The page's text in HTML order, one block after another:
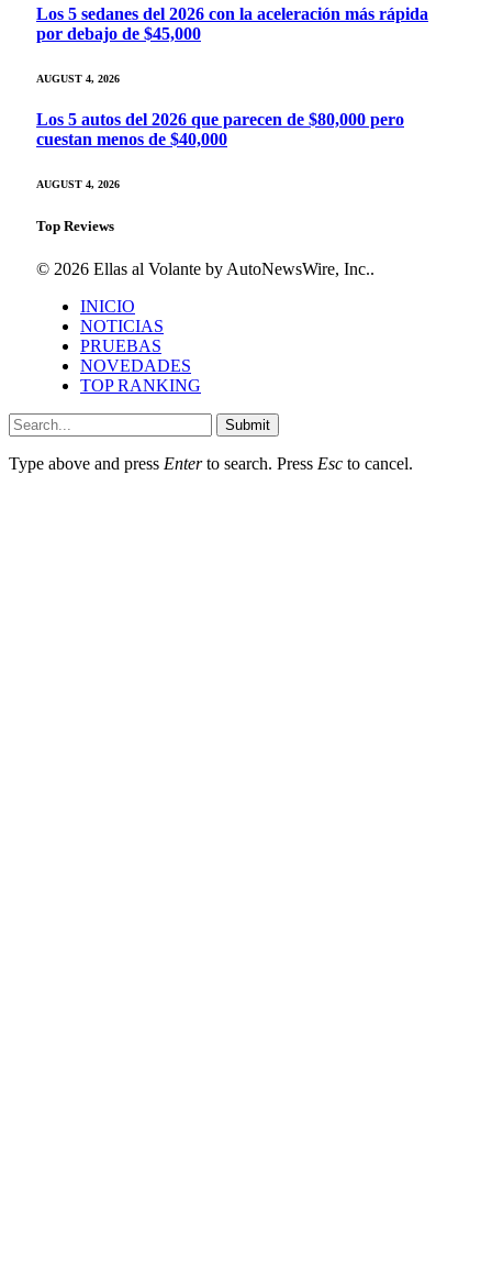
Los 5 sedanes del 2026 con la aceleración más rápida
por debajo de $45,000
AUGUST 4, 2026
Los 5 autos del 2026 que parecen de $80,000 pero
cuestan menos de $40,000
AUGUST 4, 2026
Top Reviews
© 2026 Ellas al Volante by AutoNewsWire, Inc..
INICIO
NOTICIAS
PRUEBAS
NOVEDADES
TOP RANKING
Submit
Type above and press Enterto search. Press Esc to cancel.